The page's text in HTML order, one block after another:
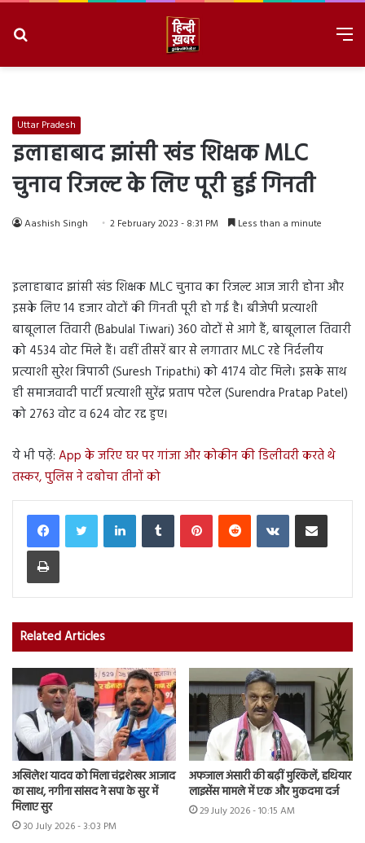
Uttar Pradesh
इलाहाबाद झांसी खंड शिक्षक MLC
चुनाव रिजल्ट के लिए पूरी हुई गिनती
Aashish Singh 2 February 2023 - 8:31 PM Less than a minute
इलाहाबाद झांसी खंड शिक्षक MLC चुनाव का रिजल्ट आज जारी होना और
इसके लिए 14 हजार वोटों की गिनती पूरी हो गई है। बीजेपी प्रत्याशी
बाबूलाल तिवारी (Babulal Tiwari) 360 वोटों से आगे हैं, बाबूलाल तिवारी
को 4534 वोट मिले हैं। वहीं तीसरें बार से लगातार MLC रहे निर्दलीय
प्रत्याशी सुरेश त्रिपाठी (Suresh Tripathi) को 4174 वोट मिले। इसके साथ
ही समाजवादी पार्टी प्रत्याशी सुरेंद्र प्रताप पटेल (Surendra Pratap Patel)
को 2763 वोट व 624 वोट रद्द हुए।
ये भी पढ़ें: App के जरिए घर पर गांजा और कोकीन की डिलीवरी करते थे
तस्कर, पुलिस ने दबोचा तीनों को
LinkedInTumblr PinterestReddit VKontakteShare via Email
Print
Related Articles
अखिलेश यादव को मिला चंद्रशेखर आजाद
का साथ, नगीना सांसद ने सपा के सुर में
मिलाए सुर
30 July 2026 - 3:03 PM
अफजाल अंसारी की बढ़ीं मुश्किलें, हथियार
लाइसेंस मामले में एक और मुकदमा दर्ज
29 July 2026 - 10:15 AM